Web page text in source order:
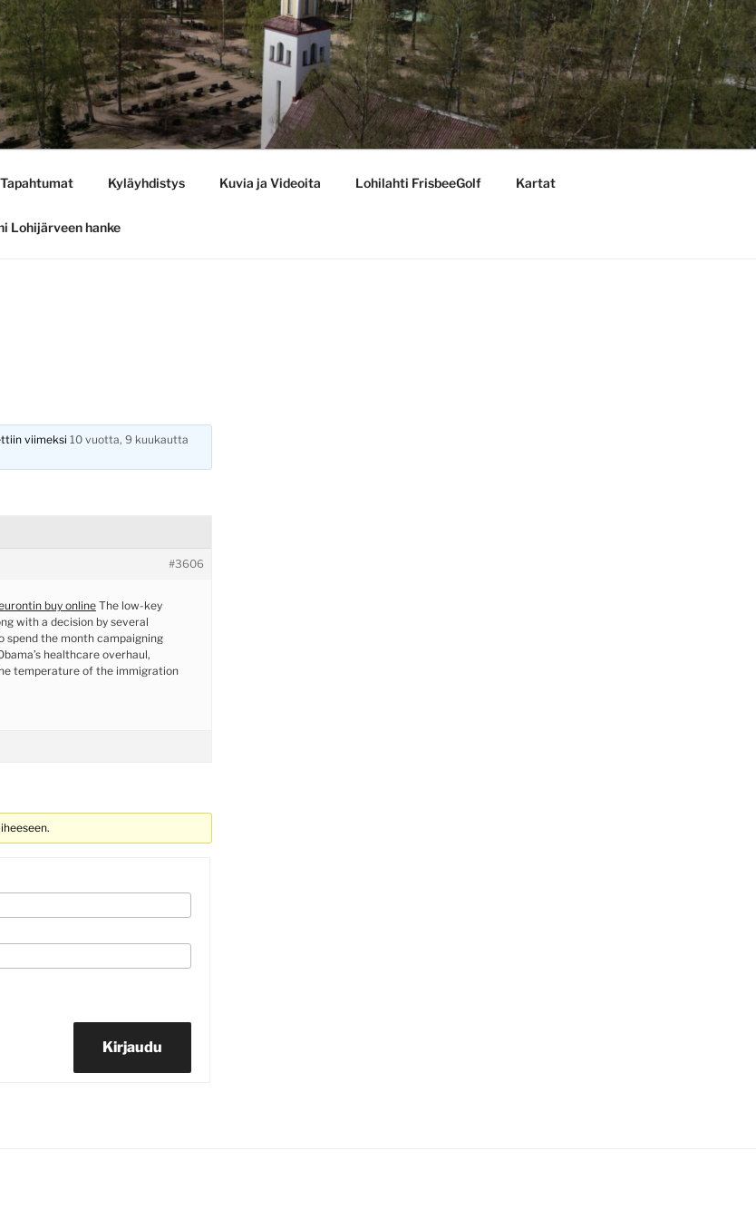
Tapahtumat Kyläyhdistys Kuvia ja Videoita Lohilahti FrisbeeGolf Kartat
Lohijärveen hanke
viimeksi10 vuotta, 9 kuukautta
#3606
buy onlineThe low-key
with a decision by several
the month campaigning
healthcare overhaul,
temperature of the immigration
Kirjaudu